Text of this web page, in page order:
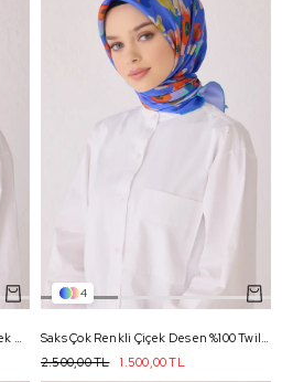
4
1.500,00 TL
2.500,00 TL